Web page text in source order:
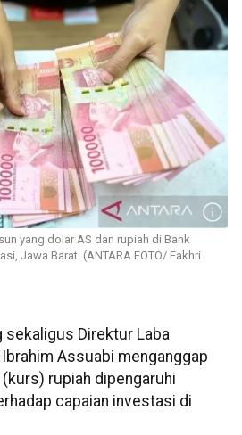
yang dolar AS dan rupiah di Bank
Jawa Barat. (ANTARA FOTO/ Fakhri
sekaligus Direktur Laba
Assuabi menganggap
rupiah dipengaruhi
capaian investasi di